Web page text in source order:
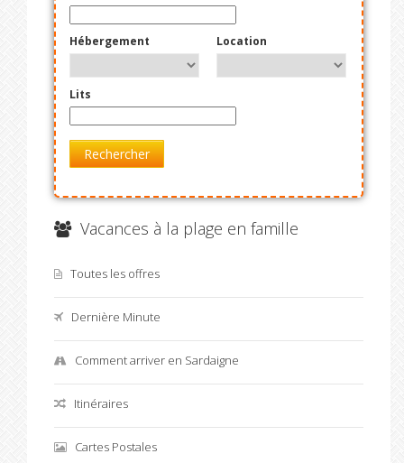
Hébergement Location
Lits
Rechercher
Vacances à la plage en famille
Toutes les offres
Dernière Minute
Comment arriver en Sardaigne
Itinéraires
Cartes Postales